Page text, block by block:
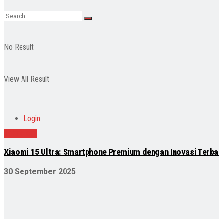
No Result
View All Result
Login
Xiaomi 15 Ultra: Smartphone Premium dengan Inovasi
30 September 2025